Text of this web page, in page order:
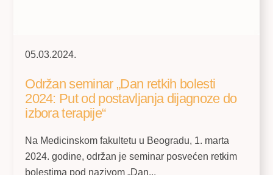
05.03.2024.
Održan seminar „Dan retkih bolesti
2024: Put od postavljanja dijagnoze do
izbora terapije“
Na Medicinskom fakultetu u Beogradu, 1. marta
2024. godine, održan je seminar posvećen retkim
bolestima pod nazivom „Dan...